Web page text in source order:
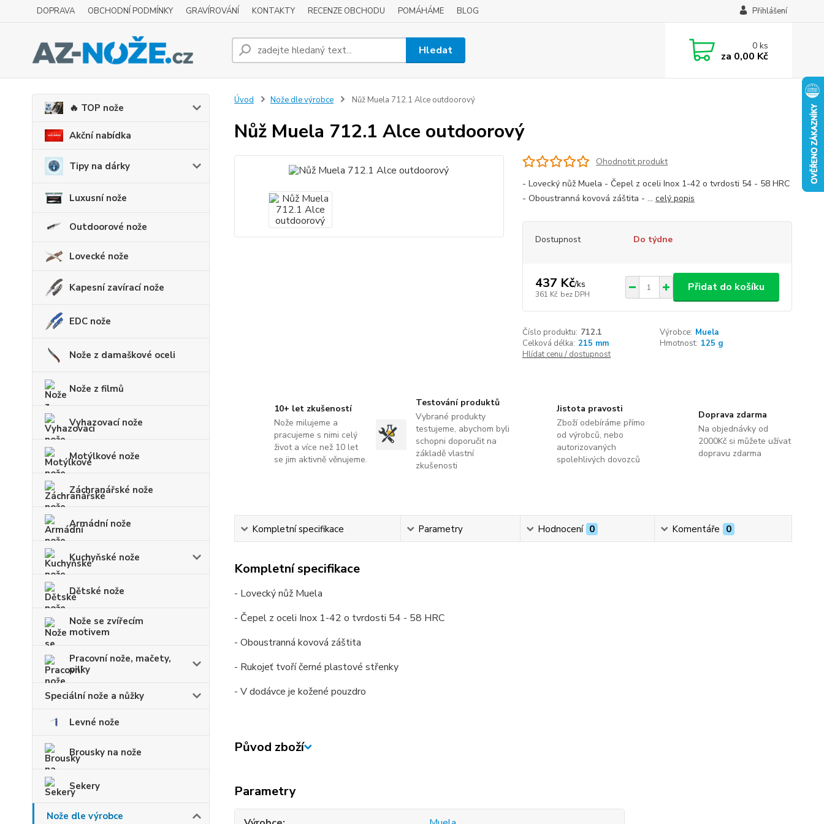
DOPRAVA OBCHODNÍ PODMÍNKY GRAVÍROVÁNÍ KONTAKTY RECENZE OBCHODU POMÁHÁME BLOG Přihlášení
Hledat 0ks
za 0,00 Kč
🔥 TOP nože
Akční nabídka
Tipy na dárky
Luxusní nože
Outdoorové nože
Lovecké nože
Kapesní zavírací nože
EDC nože
Nože z damaškové oceli
Nože z filmů
Vyhazovací nože
Motýlkové nože
Záchranářské nože
Armádní nože
Kuchyňské nože
Dětské nože
Nože se zvířecím
motivem
Pracovní nože, mačety,
pilky
Speciální nože a nůžky
Levné nože
Brousky na nože
Sekery
Nože dle výrobce
Úvod Nože dle výrobce Nůž Muela 712.1 Alce outdoorový
Nůž Muela 712.1 Alce outdoorový
Ohodnotit produkt
- Lovecký nůž Muela - Čepel z oceli Inox 1-42 o tvrdosti 54 - 58 HRC
- Oboustranná kovová záštita - ... celý popis
Dostupnost Do týdne
437 Kč/ks
361 Kč bez DPH
Přidat do košíku
Číslo produktu: 712.1 Výrobce: Muela
Celková délka: 215 mm Hmotnost: 125 g
Hlídat cenu / dostupnost
10+ let zkušeností
Nože milujeme a
pracujeme s nimi celý
život a více než 10 let
se jim aktivně věnujeme.
Testování produktů
Vybrané produkty
testujeme, abychom byli
schopni doporučit na
základě vlastní
zkušenosti
Jistota pravosti
Zboží odebíráme přímo
od výrobců, nebo
autorizovaných
spolehlivých dovozců
Doprava zdarma
Na objednávky od
2000Kč si můžete užívat
dopravu zdarma
Kompletní specifikace Parametry Hodnocení 0 Komentáře 0
Kompletní specifikace
- Lovecký nůž Muela
- Čepel z oceli Inox 1-42 o tvrdosti 54 - 58 HRC
- Oboustranná kovová záštita
- Rukojeť tvoří černé plastové střenky
- V dodávce je kožené pouzdro
Původ zboží
Parametry